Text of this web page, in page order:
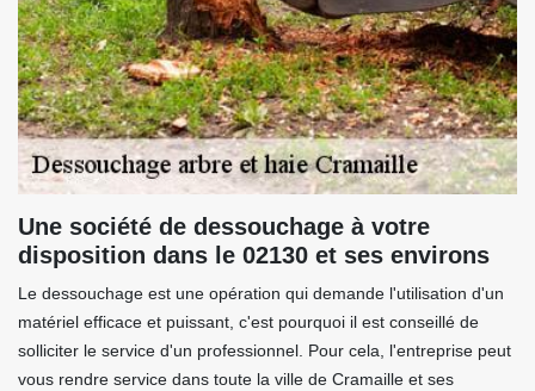
Une société de dessouchage à votre
disposition dans le 02130 et ses environs
Le dessouchage est une opération qui demande l'utilisation d'un
matériel efficace et puissant, c'est pourquoi il est conseillé de
solliciter le service d'un professionnel. Pour cela, l'entreprise peut
vous rendre service dans toute la ville de Cramaille et ses